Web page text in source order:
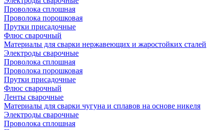
Проволока сплошная
Проволока порошковая
Прутки присадочные
Флюс сварочный
Материалы для сварки нержавеющих и жаростойких сталей
Электроды сварочные
Проволока сплошная
Проволока порошковая
Прутки присадочные
Флюс сварочный
Ленты сварочные
Материалы для сварки чугуна и сплавов на основе никеля
Электроды сварочные
Проволока сплошная